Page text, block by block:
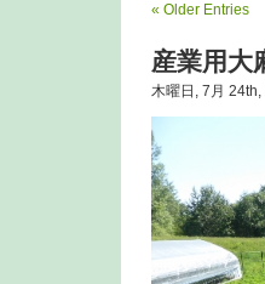
« Older Entries
産業用大
木曜日, 7月